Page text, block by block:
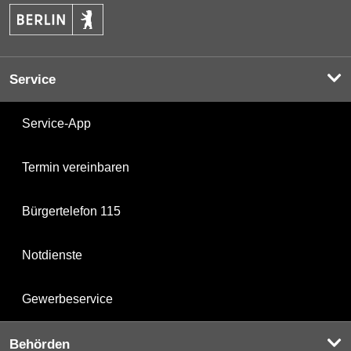
Service
Service-App
Termin vereinbaren
Bürgertelefon 115
Notdienste
Gewerbeservice
Behörden